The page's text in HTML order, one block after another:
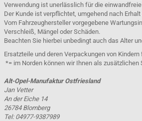
Verwendung ist unerlässlich für die
Der Kunde ist verpflichtet, umgehend nach
Vom Fahrzeughersteller vorgegebene
Verschleiß, Mängel oder Schäden.
Beachten Sie hierbei unbedingt auch das Alter
Ersatzteile und deren Verpackungen von
*= im Norden können wir Ihnen als
Alt-Opel-Manufaktur Ostfriesland
Jan Vetter
An der Eiche 14
26784 Blomberg
Tel: 04977-9387989